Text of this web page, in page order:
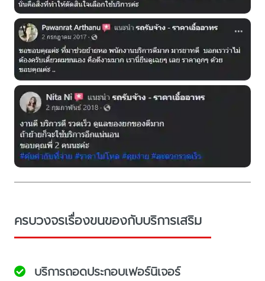
ครบวงจรเรื่องขนของกับบริการเสริม
บริการถอดประกอบเฟอร์นิเจอร์